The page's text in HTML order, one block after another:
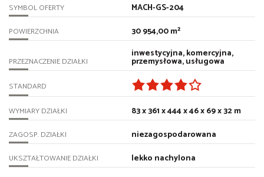
SYMBOL OFERTY MACH-GS-204
POWIERZCHNIA 30 954,00 m²
PRZEZNACZENIE DZIAŁKI
inwestycyjna, komercyjna,
przemysłowa, usługowa
STANDARD
WYMIARY DZIAŁKI 83 x 361 x 444 x 46 x 69 x 32 m
ZAGOSP. DZIAŁKI niezagospodarowana
UKSZTAŁTOWANIE DZIAŁKI lekko nachylona